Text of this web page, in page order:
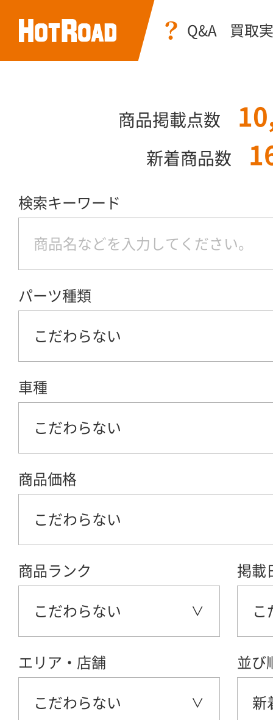
Q&A 買取
商品掲載点数
新着商品数
検索キーワード
パーツ種類
こだわらない
車種
こだわらない
商品価格
こだわらない
商品ランク
こだわらない
掲載
こ
エリア・店舗
こだわらない
並び
新